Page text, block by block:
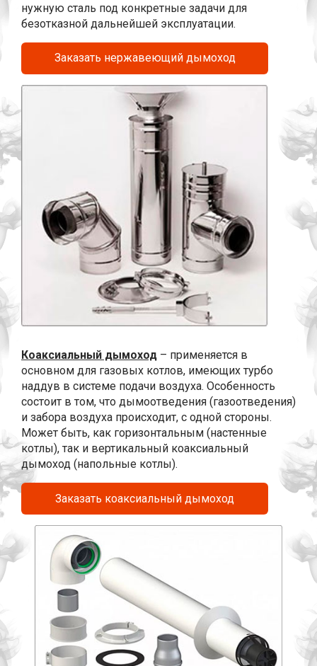
нужную сталь под конкретные задачи для
безотказной дальнейшей эксплуатации.
Заказать нержавеющий дымоход
Коаксиальный дымоход – применяется в
основном для газовых котлов, имеющих турбо
наддув в системе подачи воздуха. Особенность
состоит в том, что дымоотведения (газоотведения)
и забора воздуха происходит, с одной стороны.
Может быть, как горизонтальным (настенные
котлы), так и вертикальный коаксиальный
дымоход (напольные котлы).
Заказать коаксиальный дымоход